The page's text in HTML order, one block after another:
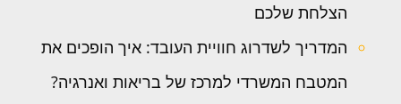
הצלחת שלכם
המדריך לשדרוג חוויית העובד: איך הופכים את
המטבח המשרדי למרכז של בריאות ואנרגיה?